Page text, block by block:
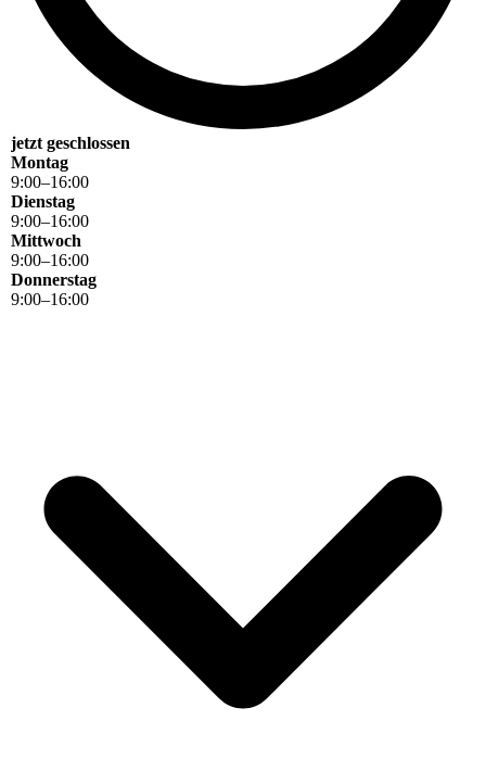
jetzt geschlossen
Montag
9:00–16:00
Dienstag
9:00–16:00
Mittwoch
9:00–16:00
Donnerstag
9:00–16:00